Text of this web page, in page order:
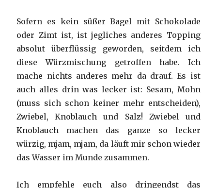
Sofern es kein süßer Bagel mit Schokolade
oder Zimt ist, ist jegliches anderes Topping
absolut überflüssig geworden, seitdem ich
diese Würzmischung getroffen habe. Ich
mache nichts anderes mehr da drauf. Es ist
auch alles drin was lecker ist: Sesam, Mohn
(muss sich schon keiner mehr entscheiden),
Zwiebel, Knoblauch und Salz! Zwiebel und
Knoblauch machen das ganze so lecker
würzig, mjam, mjam, da läuft mir schon wieder
das Wasser im Munde zusammen.
Ich empfehle euch also dringendst das